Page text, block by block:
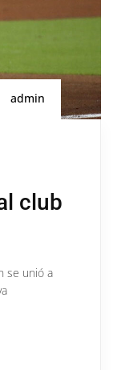
admin
club
se unió a